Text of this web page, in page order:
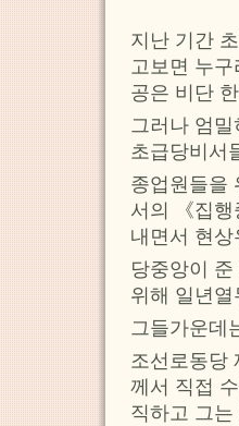
지난 기간
고보면 누
공은 비단
그러나 엄
초급당비서
종업원들을
서의 《집
내면서 현
당중앙이
위해 일년
그들가운데
조선로동당
께서 직접
직하고 그